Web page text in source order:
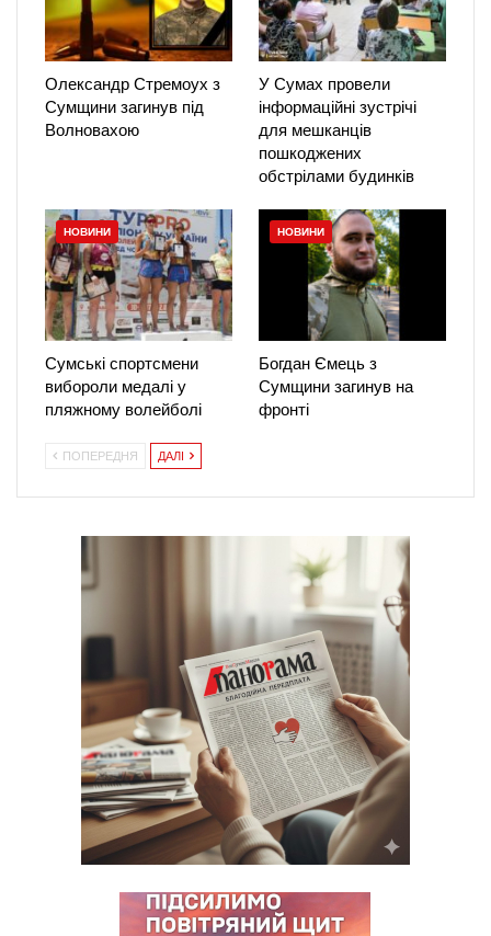
Олександр Стремоух з
Сумщини загинув під
Волновахою
У Сумах провели
інформаційні зустрічі
для мешканців
пошкоджених
обстрілами будинків
НОВИНИ
Сумські спортсмени
вибороли медалі у
пляжному волейболі
НОВИНИ
Богдан Ємець з
Сумщини загинув на
фронті
ПОПЕРЕДНЯ ДАЛІ